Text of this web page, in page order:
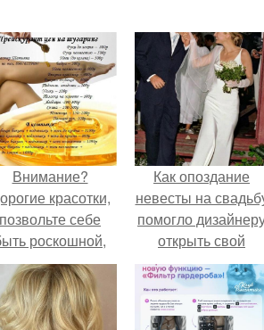
Внимание?
красотки,
позвольте себе
роскошной,
себя
гладкостью кожи?
Как опоздание
невесты на
помогло
открыть свой
бренд.